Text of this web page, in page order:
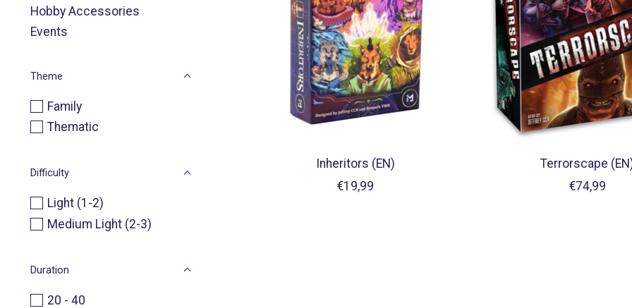
Hobby Accessories
Events
Theme
Family
Thematic
Difficulty
Light (1-2)
Medium Light (2-3)
Duration
20 - 40
Inheritors (EN)
€19,99
Terrorscape
€74,99